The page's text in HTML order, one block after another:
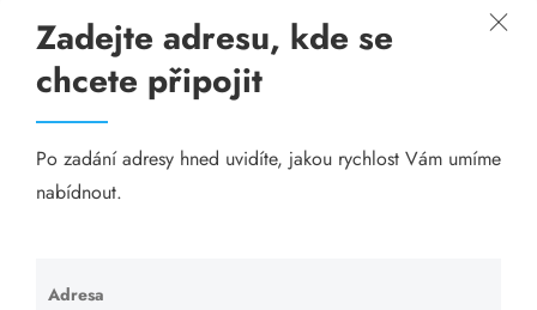
Připojení k internetu
Odkazy
Katalog A-seznam.cz
Visací zámky - TOKOZ
Zadejte adresu, kde se
chcete připojit
Po zadání adresy hned uvidíte, jakou rychlost Vám umíme
nabídnout.
Adresa
Ponechte